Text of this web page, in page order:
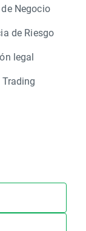
Negocio
de Riesgo
legal